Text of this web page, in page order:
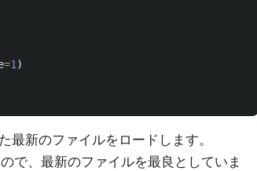
=1)
新のファイルをロードします。
で、最新のファイルを最良としていま